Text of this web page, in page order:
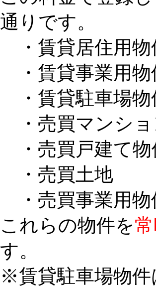
通りです。
・賃貸居住用物
・賃貸事業用物
・賃貸駐車場物
・売買マンショ
・売買戸建て物
・売買土地
・売買事業用物
これらの物件を
す。
※賃貸駐車場物件